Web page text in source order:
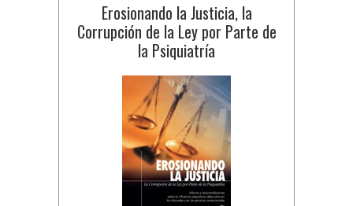
Erosionando la Justicia, la
Corrupción de la Ley por Parte de
la Psiquiatría